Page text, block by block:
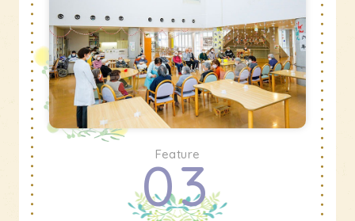
Feature
03